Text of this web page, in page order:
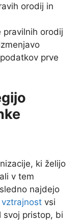
orodij in
pravilnih orodij
prve
ki želijo
v tem
najdejo
vsi
svoj pristop, bi